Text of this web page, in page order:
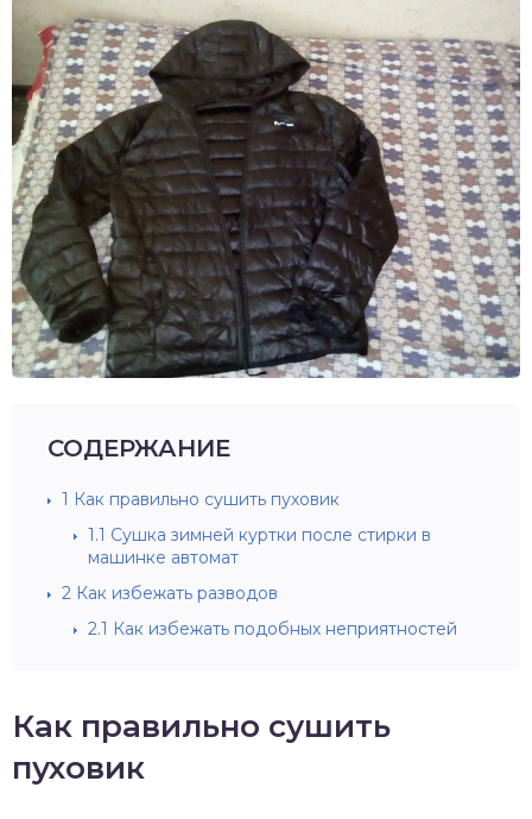
СОДЕРЖАНИЕ
1 Как правильно сушить пуховик
1.1 Сушка зимней куртки после стирки в
машинке автомат
2 Как избежать разводов
2.1 Как избежать подобных неприятностей
Как правильно сушить
пуховик